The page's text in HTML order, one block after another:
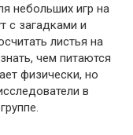
небольших игр на
с загадками и
листья на
чем питаются
физически, но
в